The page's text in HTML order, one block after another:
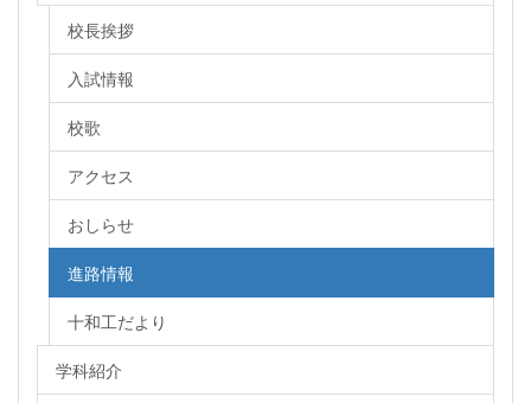
校長挨拶
入試情報
校歌
アクセス
おしらせ
進路情報
十和工だより
学科紹介